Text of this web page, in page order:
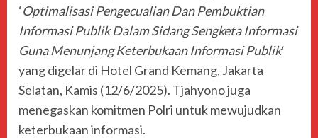
‘Optimalisasi Pengecualian Dan Pembuktian
Informasi Publik Dalam Sidang Sengketa Informasi
Guna Menunjang Keterbukaan Informasi Publik‘
yang digelar di Hotel Grand Kemang, Jakarta
Selatan, Kamis (12/6/2025). Tjahyono juga
menegaskan komitmen Polri untuk mewujudkan
keterbukaan informasi.